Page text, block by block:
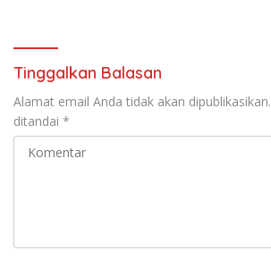
Tinggalkan Balasan
Alamat email Anda tidak akan dipublikasikan.
ditandai *